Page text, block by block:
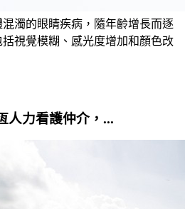
濁的眼睛疾病，隨年齡增長而逐
視覺模糊、感光度增加和顏色改
人力看護仲介，...